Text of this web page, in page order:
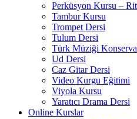
Perküsyon Kursu –
Tambur Kursu
Trompet Dersi
Tulum Dersi
Türk Müziği
Ud Dersi
Caz Gitar Dersi
Video Kurgu Eğitimi
Viyola Kursu
Yaratıcı Drama Dersi
Online Kurslar